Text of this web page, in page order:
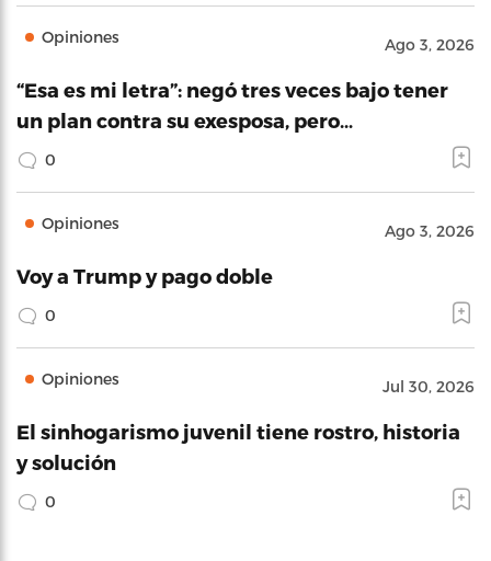
Opiniones Ago 3, 2026
“Esa es mi letra”: negó tres veces bajo tener
un plan contra su exesposa, pero…
0
Opiniones Ago 3, 2026
Voy a Trump y pago doble
0
Opiniones Jul 30, 2026
El sinhogarismo juvenil tiene rostro, historia
y solución
0